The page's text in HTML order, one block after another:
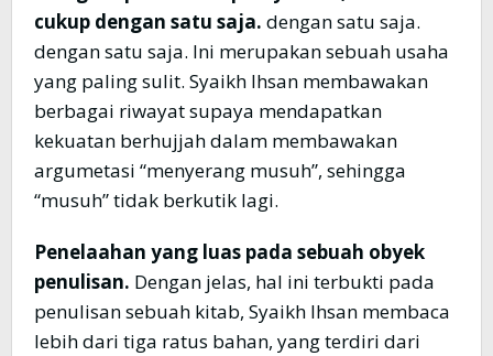
cukup dengan satu saja. dengan satu saja.
dengan satu saja. Ini merupakan sebuah usaha
yang paling sulit. Syaikh Ihsan membawakan
berbagai riwayat supaya mendapatkan
kekuatan berhujjah dalam membawakan
argumetasi “menyerang musuh”, sehingga
“musuh” tidak berkutik lagi.
Penelaahan yang luas pada sebuah obyek
penulisan. Dengan jelas, hal ini terbukti pada
penulisan sebuah kitab, Syaikh Ihsan membaca
lebih dari tiga ratus bahan, yang terdiri dari